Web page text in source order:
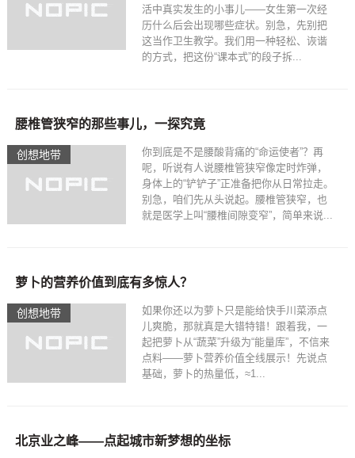
活中真实发生的小事儿——女生第一次经
历什么后会出现哪些症状。别急，先别把
这当作卫生教学。我们用一种轻松、诙谐
的方式，把这份“课本式”的段子拆...
创想地带
腰椎管狭窄的那些事儿，一探究竟
你到底是不是腰酸背痛的“命运使者”？再
呢，听说有人说腰椎管狭窄像定时炸弹，
身体上的“铲铲子”正准备把你从日常拉走。
别急，咱们先从头说起。腰椎管狭窄，也
就是医学上叫“腰椎间隙变窄”，简单来说...
创想地带
萝卜的营养价值到底有多惊人？
如果你还以为萝卜只是能给快手川菜添点
儿爽脆，那就真是大错特错！跟着我，一
起把萝卜从“蔬菜”升级为“能量库”，不信来
点料——萝卜营养价值全线展示！先说点
基础，萝卜的热量低，≈1...
北京业之峰——点起城市新梦想的坐标